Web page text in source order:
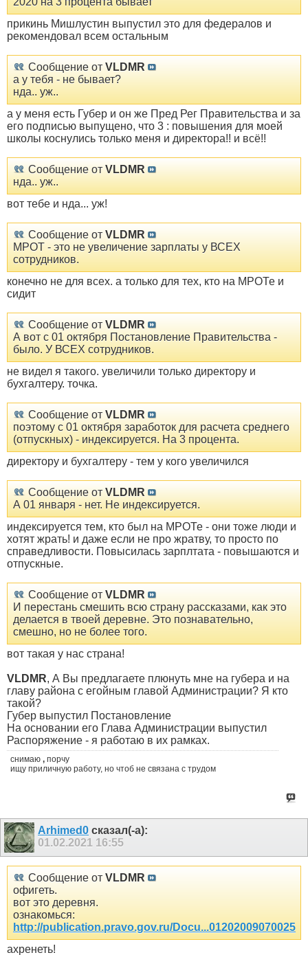
прикинь Мишлустин выпустил это для федералов и
рекомендовал всем остальным
Сообщение от VLDMR
а у тебя - не бывает?
нда.. уж..
а у меня есть Губер и он же Пред Рег Правительства и за
его подписью выпущено, что 3 : повышения для моей
школы коснулись только меня и директора!! и всё!!
Сообщение от VLDMR
нда.. уж..
вот тебе и нда... уж!
Сообщение от VLDMR
МРОТ - это не увеличение зарплаты у ВСЕХ
сотрудников.
конечно не для всех. а только для тех, кто на МРОТе и
сидит
Сообщение от VLDMR
А вот с 01 октября Постановление Правительства -
было. У ВСЕХ сотрудников.
не видел я такого. увеличили только директору и
бухгалтеру. точка.
Сообщение от VLDMR
поэтому с 01 октября заработок для расчета среднего
(отпускных) - индексируется. На 3 процента.
директору и бухгалтеру - тем у кого увеличился
Сообщение от VLDMR
А 01 января - нет. Не индексируется.
индексируется тем, кто был на МРОТе - они тоже люди и
хотят жрать! и даже если не про жратву, то просто по
справедливости. Повысилась зарплтата - повышаются и
отпускные.
Сообщение от VLDMR
И перестань смешить всю страну рассказами, как это
делается в твоей деревне. Это познавательно,
смешно, но не более того.
вот такая у нас страна!
VLDMR, А Вы предлагаете плюнуть мне на губера и на
главу района с егойным главой Администрации? Я кто
такой?
Губер выпустил Постановление
На основании его Глава Администрации выпустил
Распоряжение - я работаю в их рамках.
снимаю , порчу
ищу приличную работу, но чтоб не связана с трудом
Arhimed0 сказал(-а):
01.02.2021 16:55
Сообщение от VLDMR
офигеть.
вот это деревня.
ознакомься:
http://publication.pravo.gov.ru/Docu...01202009070025
ахренеть!